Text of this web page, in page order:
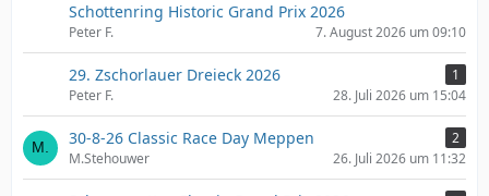
Schottenring Historic Grand Prix 2026
Peter F. 7. August 2026 um 09:10
29. Zschorlauer Dreieck 2026
1
Peter F.
28. Juli 2026 um 15:04
30-8-26 Classic Race Day Meppen
2
M.Stehouwer
26. Juli 2026 um 11:32